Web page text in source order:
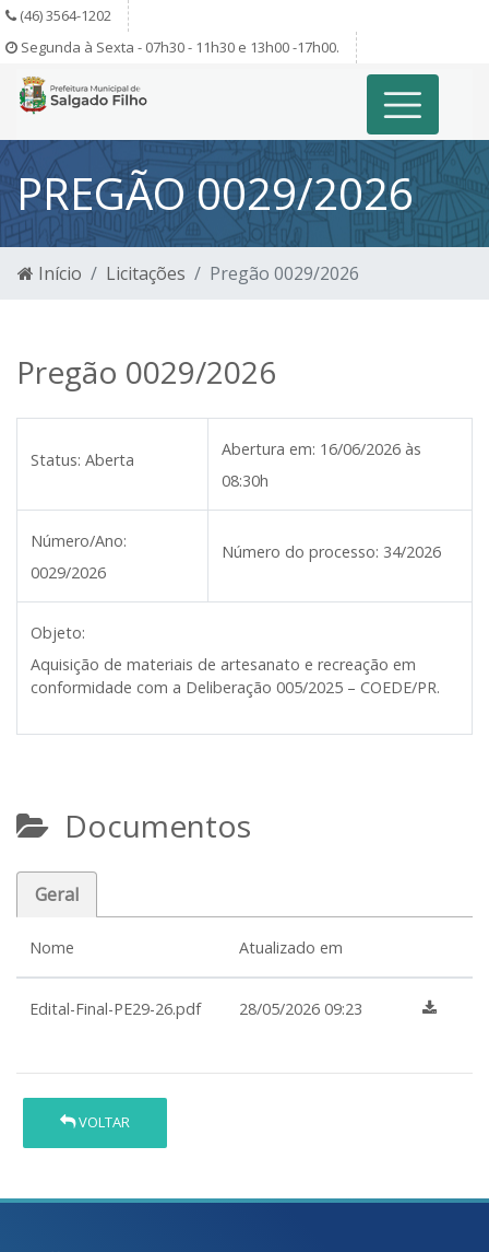
(46) 3564-1202
Segunda à Sexta - 07h30 - 11h30 e 13h00 -17h00.
PREGÃO 0029/2026
Início Licitações Pregão 0029/2026
Pregão 0029/2026
Status: Aberta
Abertura em: 16/06/2026 às
08:30h
Número/Ano:
0029/2026
Número do processo: 34/2026
Objeto:
Aquisição de materiais de artesanato e recreação em
conformidade com a Deliberação 005/2025 – COEDE/PR.
Documentos
Geral
Nome Atualizado em
Edital-Final-PE29-26.pdf 28/05/2026 09:23
VOLTAR